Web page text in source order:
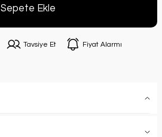
Sepete Ekle
Tavsiye Et Fiyat Alarmı